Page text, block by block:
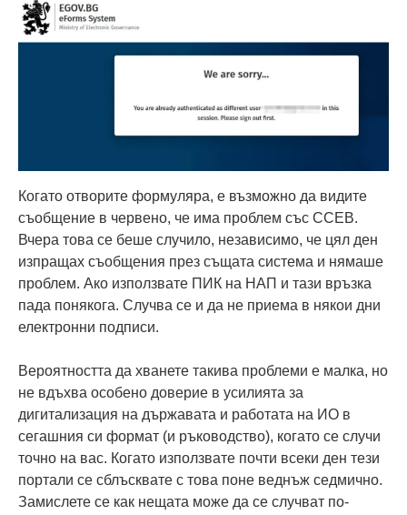
Когато отворите формуляра, е възможно да видите
съобщение в червено, че има проблем със ССЕВ.
Вчера това се беше случило, независимо, че цял ден
изпращах съобщения през същата система и нямаше
проблем. Ако използвате ПИК на НАП и тази връзка
пада понякога. Случва се и да не приема в някои дни
електронни подписи.
Вероятността да хванете такива проблеми е малка, но
не вдъхва особено доверие в усилията за
дигитализация на държавата и работата на ИО в
сегашния си формат (и ръководство), когато се случи
точно на вас. Когато използвате почти всеки ден тези
портали се сблъсквате с това поне веднъж седмично.
Замислете се как нещата може да се случват по-